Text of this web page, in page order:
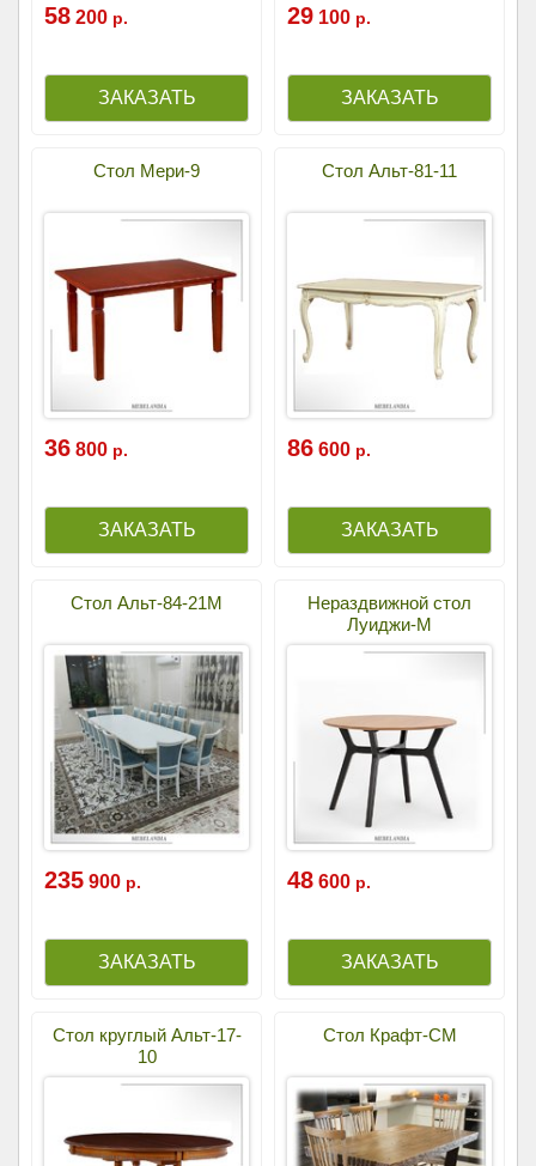
58 200 р. 29 100 р.
Стол Мери-9
36 800 р.
Стол Альт-81-11
86 600 р.
Стол Альт-84-21М
235 900 р.
Нераздвижной стол
Луиджи-М
48 600 р.
Стол круглый Альт-17-
10
Стол Крафт-СМ